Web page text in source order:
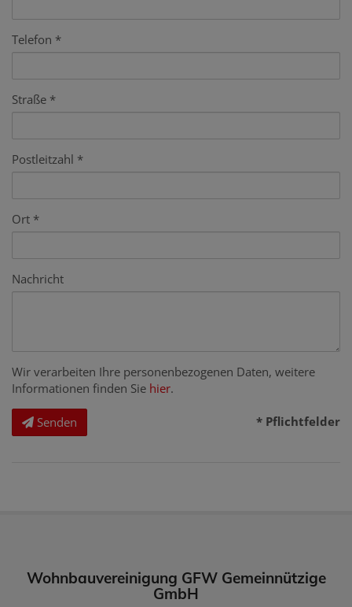
Telefon
Straße
Postleitzahl
Ort
Nachricht
Wir verarbeiten Ihre personenbezogenen Daten, weitere
Informationen finden Sie hier.
Senden * Pflichtfelder
Wohnbauvereinigung GFW Gemeinnützige
GmbH